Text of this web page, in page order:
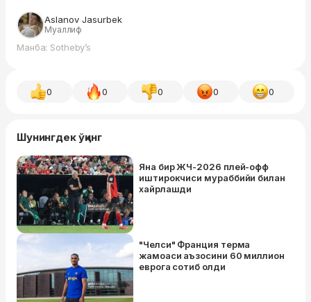
Aslanov Jasurbek
Муаллиф
Манба: Sotheby’s
0 0 0 0 0
Шунингдек ўқинг
Яна бир ЖЧ-2026 плей-офф
иштирокчиси мураббийи билан
хайрлашди
"Челси" Франция терма
жамоаси аъзосини 60 миллион
еврога coтиб oлди